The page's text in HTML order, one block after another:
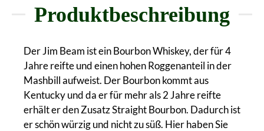
Produktbeschreibung
Der Jim Beam ist ein Bourbon Whiskey, der für 4
Jahre reifte und einen hohen Roggenanteil in der
Mashbill aufweist. Der Bourbon kommt aus
Kentucky und da er für mehr als 2 Jahre reifte
erhält er den Zusatz Straight Bourbon. Dadurch ist
er schön würzig und nicht zu süß. Hier haben Sie